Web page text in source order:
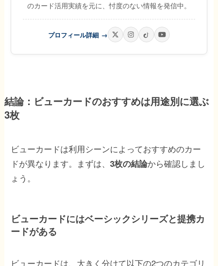
のカード活用実績を元に、忖度のない情報を発信中。
プロフィール詳細 →
結論：ビューカードのおすすめは用途別に選ぶ
3枚
ビューカードは利用シーンによっておすすめのカー
ドが異なります。まずは、3枚の結論から確認しまし
ょう。
ビューカードにはベーシックシリーズと提携カ
ードがある
ビューカードは、大きく分けて以下の2つのカテゴリ